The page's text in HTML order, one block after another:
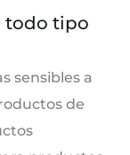
todo tipo
sensibles a
de